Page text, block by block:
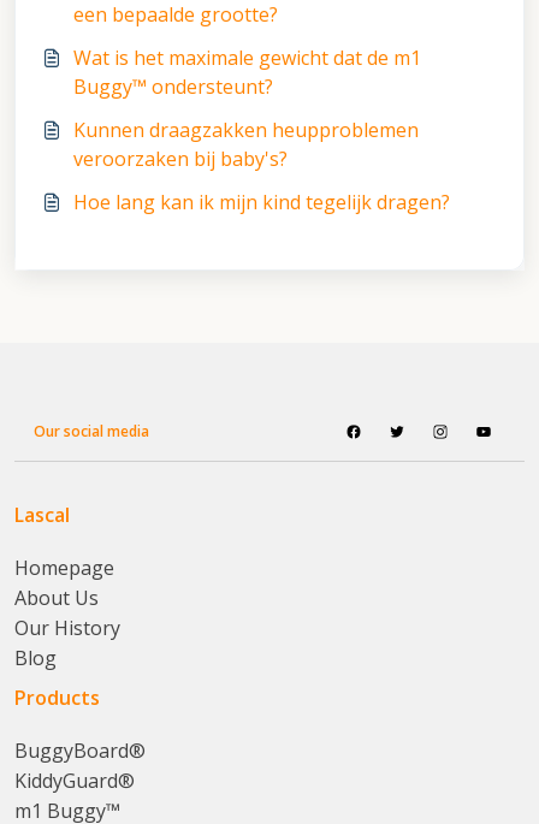
een bepaalde grootte?
Wat is het maximale gewicht dat de m1
Buggy™ ondersteunt?
Kunnen draagzakken heupproblemen
veroorzaken bij baby's?
Hoe lang kan ik mijn kind tegelijk dragen?
Our social media
Lascal
Homepage
About Us
Our History
Blog
Products
BuggyBoard®
KiddyGuard®
m1 Buggy™